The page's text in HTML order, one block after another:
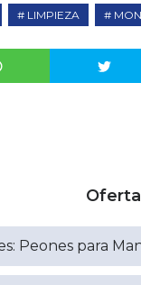
LIMPIEZA
Peones para